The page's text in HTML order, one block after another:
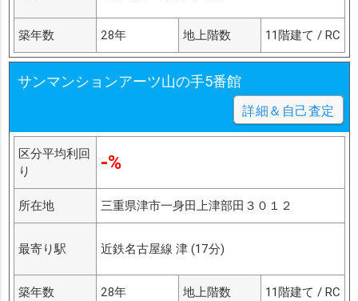
築年数 28年 地上階数 11階建て / RC
サンマンションアーツ山の手5番館
詳細＆自己査定
区分平均利回
り
-%
所在地 三重県津市一身田上津部田３０１２
最寄り駅 近鉄名古屋線 津 (17分)
築年数 28年 地上階数 11階建て / RC